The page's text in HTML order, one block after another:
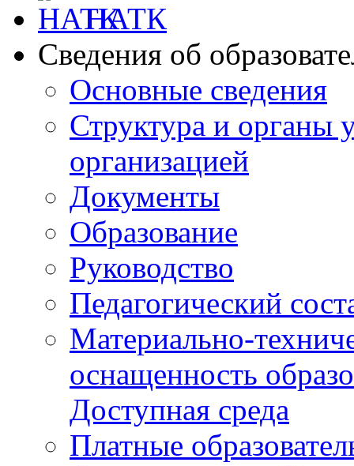
НАТК
Сведения об
Основные сведения
Структура и органы
организацией
Документы
Образование
Руководство
Педагогический
Материально-
оснащенность
Доступная среда
Платные